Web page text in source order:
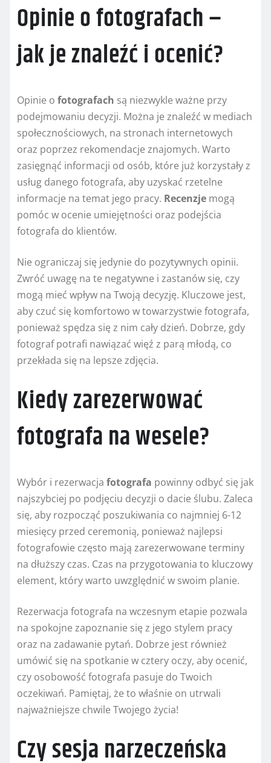
Opinie o fotografach –
jak je znaleźć i ocenić?
Opinie o fotografach są niezwykle ważne przy
podejmowaniu decyzji. Można je znaleźć w mediach
społecznościowych, na stronach internetowych
oraz poprzez rekomendacje znajomych. Warto
zasięgnąć informacji od osób, które już korzystały z
usług danego fotografa, aby uzyskać rzetelne
informacje na temat jego pracy. Recenzje mogą
pomóc w ocenie umiejętności oraz podejścia
fotografa do klientów.
Nie ograniczaj się jedynie do pozytywnych opinii.
Zwróć uwagę na te negatywne i zastanów się, czy
mogą mieć wpływ na Twoją decyzję. Kluczowe jest,
aby czuć się komfortowo w towarzystwie fotografa,
ponieważ spędza się z nim cały dzień. Dobrze, gdy
fotograf potrafi nawiązać więź z parą młodą, co
przekłada się na lepsze zdjęcia.
Kiedy zarezerwować
fotografa na wesele?
Wybór i rezerwacja fotografa powinny odbyć się jak
najszybciej po podjęciu decyzji o dacie ślubu. Zaleca
się, aby rozpocząć poszukiwania co najmniej 6-12
miesięcy przed ceremonią, ponieważ najlepsi
fotografowie często mają zarezerwowane terminy
na dłuższy czas. Czas na przygotowania to kluczowy
element, który warto uwzględnić w swoim planie.
Rezerwacja fotografa na wczesnym etapie pozwala
na spokojne zapoznanie się z jego stylem pracy
oraz na zadawanie pytań. Dobrze jest również
umówić się na spotkanie w cztery oczy, aby ocenić,
czy osobowość fotografa pasuje do Twoich
oczekiwań. Pamiętaj, że to właśnie on utrwali
najważniejsze chwile Twojego życia!
Czy sesja narzeczeńska